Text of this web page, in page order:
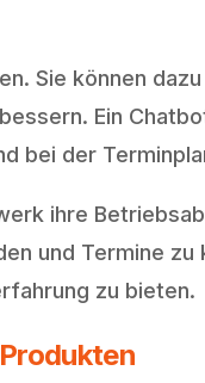
Sie können
Ein
bei der
ihre
und Termine
zu bieten.